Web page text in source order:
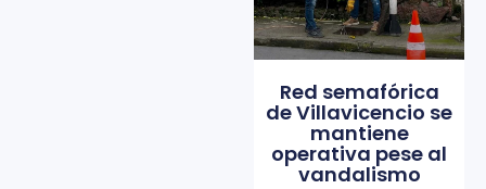
Red semafórica
de Villavicencio se
mantiene
operativa pese al
vandalismo